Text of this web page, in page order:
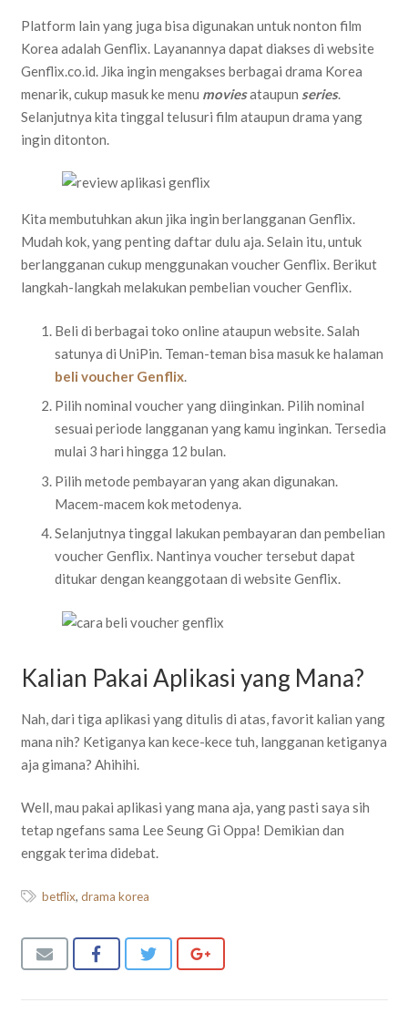
Platform lain yang juga bisa digunakan untuk nonton film
Korea adalah Genflix. Layanannya dapat diakses di website
Genflix.co.id. Jika ingin mengakses berbagai drama Korea
menarik, cukup masuk ke menu moviesataupun series.
Selanjutnya kita tinggal telusuri film ataupun drama yang
ingin ditonton.
Kita membutuhkan akun jika ingin berlangganan Genflix.
Mudah kok, yang penting daftar dulu aja. Selain itu, untuk
berlangganan cukup menggunakan voucher Genflix. Berikut
langkah-langkah melakukan pembelian voucher Genflix.
Beli di berbagai toko online ataupun website. Salah
satunya di UniPin. Teman-teman bisa masuk ke halaman
beli voucher Genflix
Pilih nominal voucher yang diinginkan. Pilih nominal
sesuai periode langganan yang kamu inginkan. Tersedia
mulai 3 hari hingga 12 bulan.
Pilih metode pembayaran yang akan digunakan.
Macem-macem kok metodenya.
Selanjutnya tinggal lakukan pembayaran dan pembelian
voucher Genflix. Nantinya voucher tersebut dapat
ditukar dengan keanggotaan di website Genflix.
Kalian Pakai Aplikasi yang Mana?
Nah, dari tiga aplikasi yang ditulis di atas, favorit kalian yang
mana nih? Ketiganya kan kece-kece tuh, langganan ketiganya
aja gimana? Ahihihi.
Well, mau pakai aplikasi yang mana aja, yang pasti saya sih
tetap ngefans sama Lee Seung Gi Oppa! Demikian dan
enggak terima didebat.
betflix, drama korea